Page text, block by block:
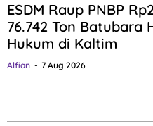
ESDM Raup PNBP
76.742 Ton Batubara
Hukum di Kaltim
Alfian 7 Aug 2026